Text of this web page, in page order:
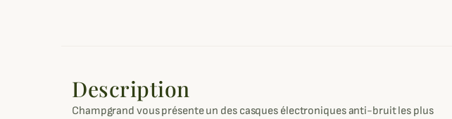
Description
Champgrand vous présente un des casques électroniques anti-bruit les plus